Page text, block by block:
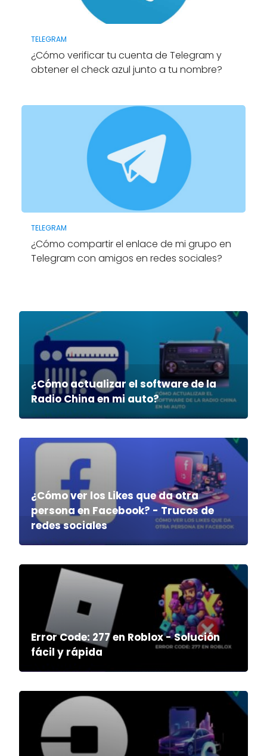
TELEGRAM
¿Cómo verificar tu cuenta de Telegram y
obtener el check azul junto a tu nombre?
TELEGRAM
¿Cómo compartir el enlace de mi grupo en
Telegram con amigos en redes sociales?
¿Cómo actualizar el software de la
Radio China en mi auto?
¿Cómo ver los Likes que da otra
persona en Facebook? - Trucos de
redes sociales
Error Code: 277 en Roblox - Solución
fácil y rápida